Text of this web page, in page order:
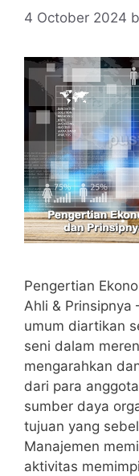
4 October 2024
Pengertian
Ahli & Prinsipnya
umum diartikan
seni dalam
mengarahkan
dari para
sumber daya
tujuan yang
Manajemen
aktivitas